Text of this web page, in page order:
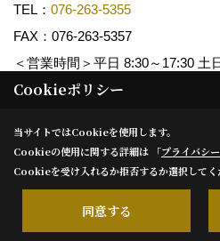
TEL： 076-263-5355
FAX：076-263-5357
＜営業時間＞平日 8:30～17:30
Copyright (c) KOSHUKENSETSU. All
Produced byゴデスクリエイト
Cookieポリシー
当サイトではCookieを使用します。
Cookieの使用に関する詳細は 「プライバシ
Cookieを受け入れるか拒否するか選択してく
同意する